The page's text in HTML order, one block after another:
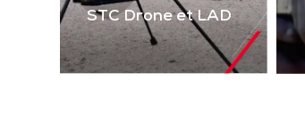
STC Drone et LAD